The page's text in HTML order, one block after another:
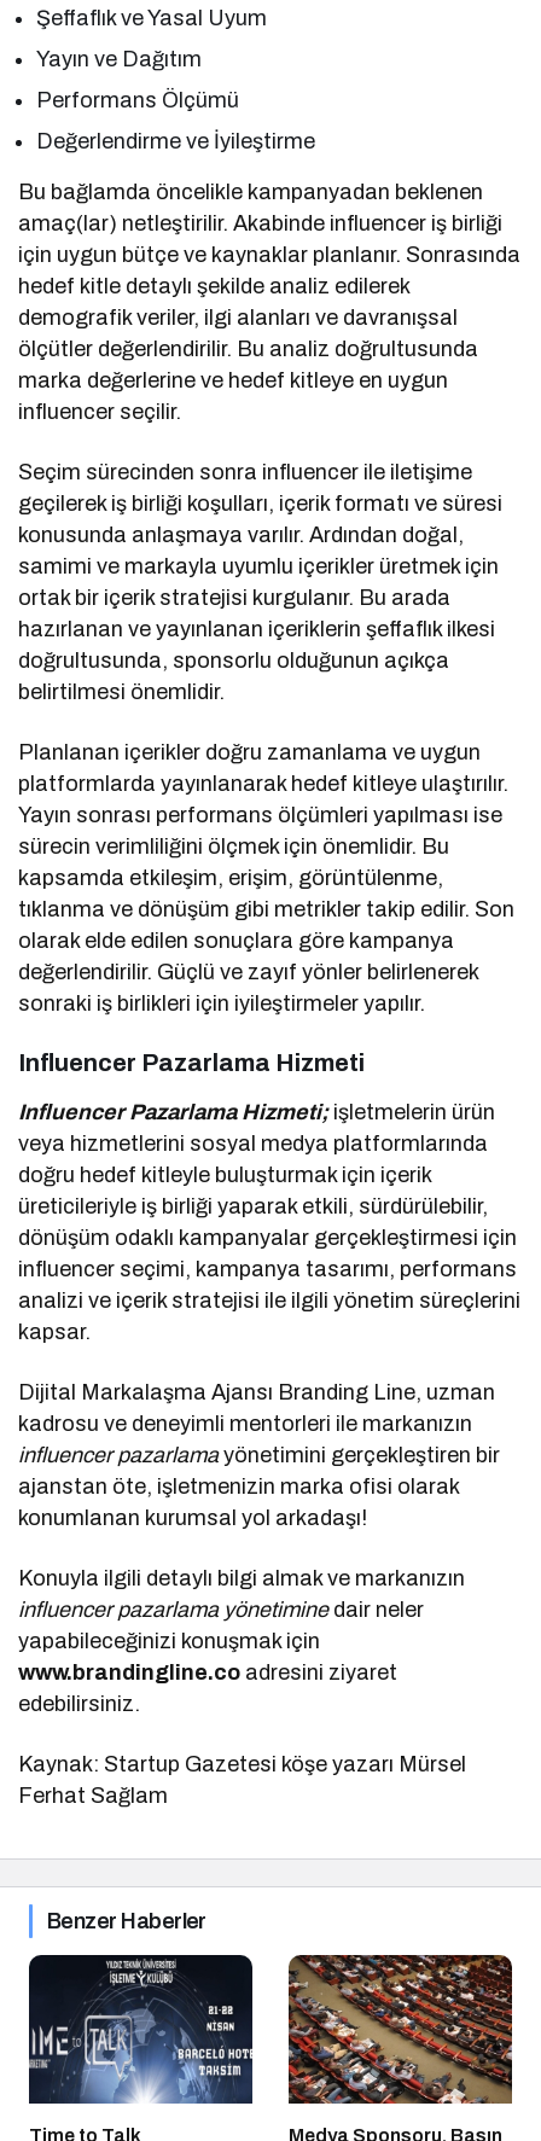
Şeffaflık ve Yasal Uyum
Yayın ve Dağıtım
Performans Ölçümü
Değerlendirme ve İyileştirme
Bu bağlamda öncelikle kampanyadan beklenen
amaç(lar) netleştirilir. Akabinde influencer iş birliği
için uygun bütçe ve kaynaklar planlanır. Sonrasında
hedef kitle detaylı şekilde analiz edilerek
demografik veriler, ilgi alanları ve davranışsal
ölçütler değerlendirilir. Bu analiz doğrultusunda
marka değerlerine ve hedef kitleye en uygun
influencer seçilir.
Seçim sürecinden sonra influencer ile iletişime
geçilerek iş birliği koşulları, içerik formatı ve süresi
konusunda anlaşmaya varılır. Ardından doğal,
samimi ve markayla uyumlu içerikler üretmek için
ortak bir içerik stratejisi kurgulanır. Bu arada
hazırlanan ve yayınlanan içeriklerin şeffaflık ilkesi
doğrultusunda, sponsorlu olduğunun açıkça
belirtilmesi önemlidir.
Planlanan içerikler doğru zamanlama ve uygun
platformlarda yayınlanarak hedef kitleye ulaştırılır.
Yayın sonrası performans ölçümleri yapılması ise
sürecin verimliliğini ölçmek için önemlidir. Bu
kapsamda etkileşim, erişim, görüntülenme,
tıklanma ve dönüşüm gibi metrikler takip edilir. Son
olarak elde edilen sonuçlara göre kampanya
değerlendirilir. Güçlü ve zayıf yönler belirlenerek
sonraki iş birlikleri için iyileştirmeler yapılır.
Influencer Pazarlama Hizmeti
Influencer Pazarlama Hizmeti;işletmelerin ürün
veya hizmetlerini sosyal medya platformlarında
doğru hedef kitleyle buluşturmak için içerik
üreticileriyle iş birliği yaparak etkili, sürdürülebilir,
dönüşüm odaklı kampanyalar gerçekleştirmesi için
influencer seçimi, kampanya tasarımı, performans
analizi ve içerik stratejisi ile ilgili yönetim süreçlerini
kapsar.
Dijital Markalaşma Ajansı Branding Line, uzman
kadrosu ve deneyimli mentorleri ile markanızın
influencer pazarlamayönetimini gerçekleştiren bir
ajanstan öte, işletmenizin marka ofisi olarak
konumlanan kurumsal yol arkadaşı!
Konuyla ilgili detaylı bilgi almak ve markanızın
influencer pazarlama yönetimine dair neler
yapabileceğinizi konuşmak için
www.brandingline.co adresini ziyaret
edebilirsiniz.
Kaynak: Startup Gazetesi köşe yazarı Mürsel
Ferhat Sağlam
Benzer Haberler
Time to Talk Medya Sponsoru, Basın